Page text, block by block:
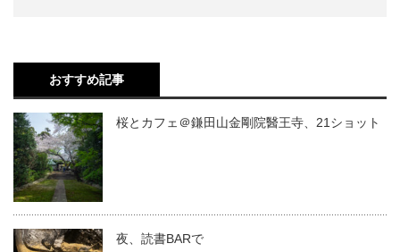
おすすめ記事
桜とカフェ＠鎌田山金剛院醫王寺、21ショット
夜、読書BARで